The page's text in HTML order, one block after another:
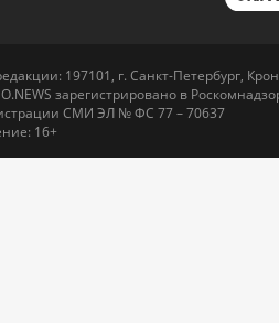
197101, г. Санкт-Петербург,
зарегистрировано в
СМИ ЭЛ № ФС 77 – 70637
16+